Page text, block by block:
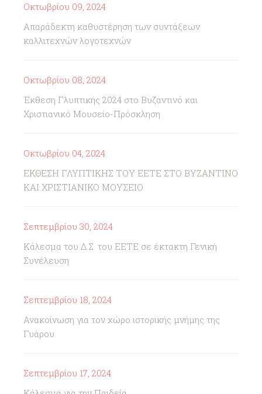
Οκτωβρίου 09, 2024
Απαράδεκτη καθυστέρηση των συντάξεων
καλλιτεχνών λογοτεχνών
Οκτωβρίου 08, 2024
Έκθεση Γλυπτικής 2024 στο Βυζαντινό και
Χριστιανικό Μουσείο-Πρόσκληση
Οκτωβρίου 04, 2024
ΕΚΘΕΣΗ ΓΛΥΠΤΙΚΗΣ ΤΟΥ ΕΕΤΕ ΣΤΟ ΒΥΖΑΝΤΙΝΟ
ΚΑΙ ΧΡΙΣΤΙΑΝΙΚΟ ΜΟΥΣΕΙΟ
Σεπτεμβρίου 30, 2024
Κάλεσμα του Δ.Σ. του ΕΕΤΕ σε έκτακτη Γενική
Συνέλευση
Σεπτεμβρίου 18, 2024
Ανακοίνωση για τον χώρο ιστορικής μνήμης της
Γυάρου
Σεπτεμβρίου 17, 2024